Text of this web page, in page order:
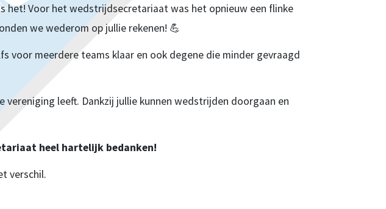
het! Voor het wedstrijdsecretariaat was het opnieuw een flinke
we wederom op jullie rekenen! 💪
voor meerdere teams klaar en ook degene die minder gevraagd
leeft. Dankzij jullie kunnen wedstrijden doorgaan en
heel hartelijk bedanken!
verschil.